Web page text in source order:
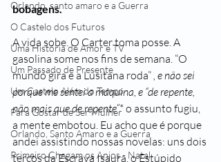
Orlando, santo amaro e a Guerra
O Castelo dos Futuros
Uma História de Amor e TV
Um Passado de Presente
Um Castelo Além do Tempo
Para Gostar de Ser Mulher
Orlando, Santo Amaro e a Guerra
Primeiro Chegam os Anjos - Natal
bobagens.
A vida sobe. O Carter toma posse. A
gasolina some nos fins de semana. “O
mundo gira e a Lusitana roda” , e não sei
porque me sentei a máquina, e “de repente,
não mais que de repente”* o assunto fugiu,
a mente embotou. Eu acho que é porque
andei assistindo nossas novelas: uns dois
terços da Escrava Isaura, o Estúpido